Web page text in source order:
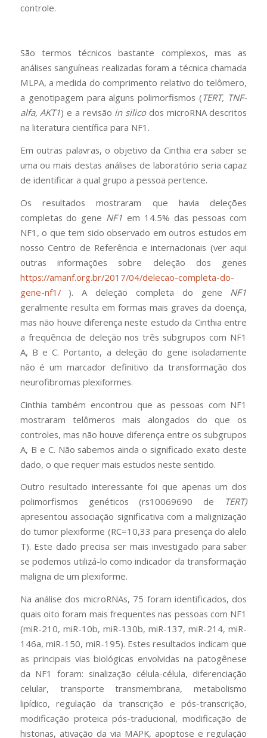
controle.
São termos técnicos bastante complexos, mas as
análises sanguíneas realizadas foram a técnica chamada
MLPA, a medida do comprimento relativo do telômero,
a genotipagem para alguns polimorfismos (TERT, TNF-
alfa, AKT1) e a revisão in silicodos microRNA descritos
na literatura científica para NF1.
Em outras palavras, o objetivo da Cinthia era saber se
uma ou mais destas análises de laboratório seria capaz
de identificar a qual grupo a pessoa pertence.
Os resultados mostraram que havia deleções
completas do gene NF1 em 14.5% das pessoas com
NF1, o que tem sido observado em outros estudos em
nosso Centro de Referência e internacionais (ver aqui
outras informações sobre deleção dos genes
https://amanf.org.br/2017/04/delecao-completa-do-
gene-nf1/). A deleção completa do gene NF1
geralmente resulta em formas mais graves da doença,
mas não houve diferença neste estudo da Cinthia entre
a frequência de deleção nos três subgrupos com NF1
A, B e C. Portanto, a deleção do gene isoladamente
não é um marcador definitivo da transformação dos
neurofibromas plexiformes.
Cinthia também encontrou que as pessoas com NF1
mostraram telômeros mais alongados do que os
controles, mas não houve diferença entre os subgrupos
A, B e C. Não sabemos ainda o significado exato deste
dado, o que requer mais estudos neste sentido.
Outro resultado interessante foi que apenas um dos
polimorfismos genéticos (rs10069690 de TERT)
apresentou associação significativa com a malignização
do tumor plexiforme (RC=10,33 para presença do alelo
T). Este dado precisa ser mais investigado para saber
se podemos utilizá-lo como indicador da transformação
maligna de um plexiforme.
Na análise dos microRNAs, 75 foram identificados, dos
quais oito foram mais frequentes nas pessoas com NF1
(miR-210, miR-10b, miR-130b, miR-137, miR-214, miR-
146a, miR-150, miR-195). Estes resultados indicam que
as principais vias biológicas envolvidas na patogênese
da NF1 foram: sinalização célula-célula, diferenciação
celular, transporte transmembrana, metabolismo
lipídico, regulação da transcrição e pós-transcrição,
modificação proteica pós-traducional, modificação de
histonas, ativação da via MAPK, apoptose e regulação